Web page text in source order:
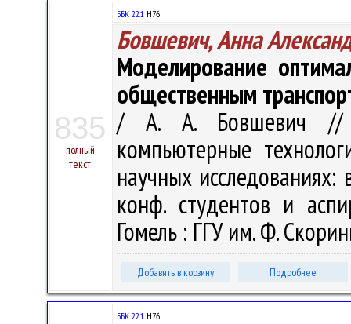
835
полный
текст
ББК 22.1 H76
Бовшевич, Анна
Моделирование
общественным
/ А. А. Бовшевич //
компьютерные
научных
конф. студентов и
Гомель : ГГУ им. Ф.
Добавить в корзину Подробнее
ББК 22.1 H76